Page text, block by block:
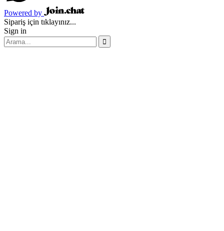
Powered by
Sipariş için tıklayınız...
Sign in